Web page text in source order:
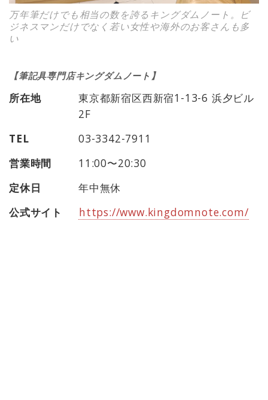
万年筆だけでも相当の数を誇るキングダムノート。ビ
ジネスマンだけでなく若い女性や海外のお客さんも多
い
所在地
東京都新宿区西新宿1-13-6 浜夕ビル
2F
TEL
03-3342-7911
営業時間
11:00〜20:30
定休日
年中無休
公式サイト
https://www.kingdomnote.com/
【筆記具専門店キングダムノート】